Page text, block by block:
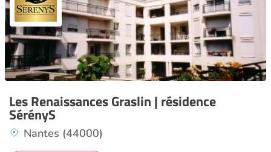
Les Renaissances Graslin | résidence
SérényS
Nantes (44000)